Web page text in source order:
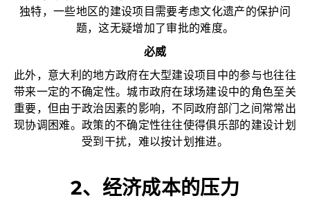
独特，一些地区的建设项目需要考虑文化遗产的保护问
题，这无疑增加了审批的难度。
必威
此外，意大利的地方政府在大型建设项目中的参与也往往
带来一定的不确定性。城市政府在球场建设中的角色至关
重要，但由于政治因素的影响，不同政府部门之间常常出
现协调困难。政策的不确定性往往使得俱乐部的建设计划
受到干扰，难以按计划推进。
2、经济成本的压力